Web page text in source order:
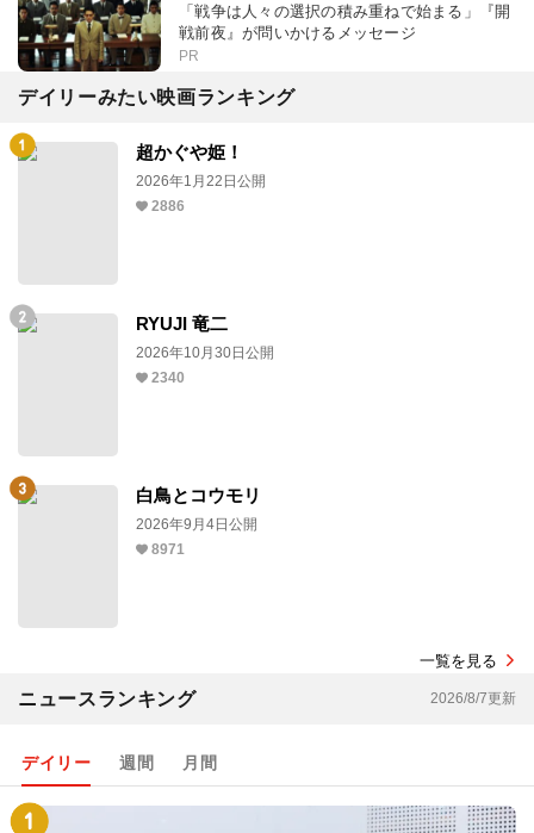
「戦争は人々の選択の積み重ねで始まる」『開
戦前夜』が問いかけるメッセージ
PR
デイリーみたい映画ランキング
超かぐや姫！
2026年1月22日公開
2886
RYUJI 竜二
2026年10月30日公開
2340
白鳥とコウモリ
2026年9月4日公開
8971
一覧を見る
ニュースランキング 2026/8/7更新
デイリー 週間 月間